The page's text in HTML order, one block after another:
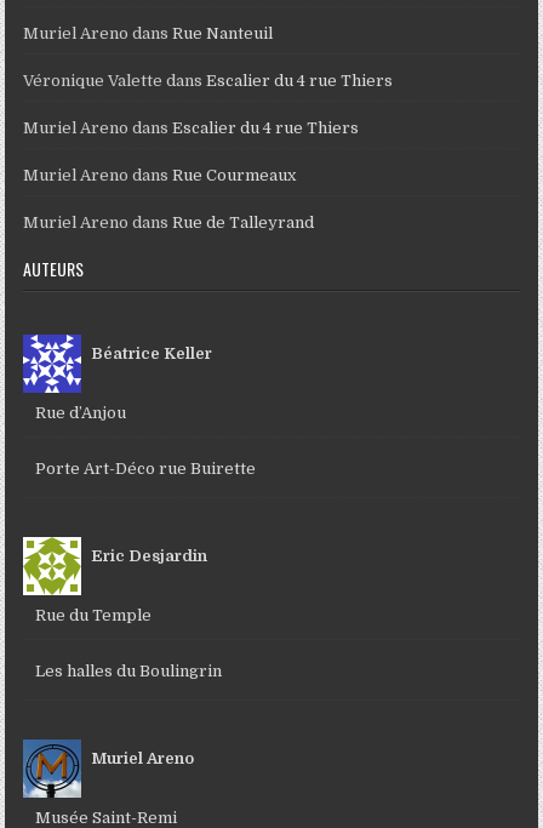
Muriel Areno dansRue Nanteuil
Véronique Valette dansEscalier du 4 rue Thiers
Muriel Areno dansEscalier du 4 rue Thiers
Muriel Areno dansRue Courmeaux
Muriel Areno dansRue de Talleyrand
AUTEURS
Béatrice Keller
Rue d’Anjou
Porte Art-Déco rue Buirette
Eric Desjardin
Rue du Temple
Les halles du Boulingrin
Muriel Areno
Musée Saint-Remi